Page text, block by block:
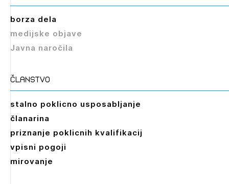
Izbrana vsebina je namenjena le ZAPS
borza dela
medijske objave
Javna naročila
članstvo
stalno poklicno usposabljanje
članarina
priznanje poklicnih kvalifikacij
vpisni pogoji
mirovanje